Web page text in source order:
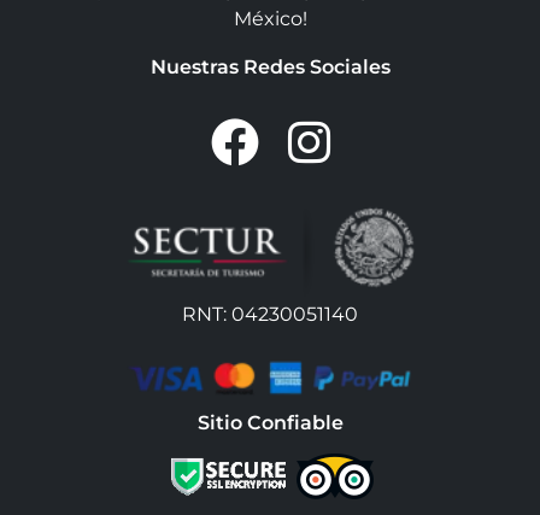
México!
Nuestras Redes Sociales
RNT: 04230051140
Sitio Confiable